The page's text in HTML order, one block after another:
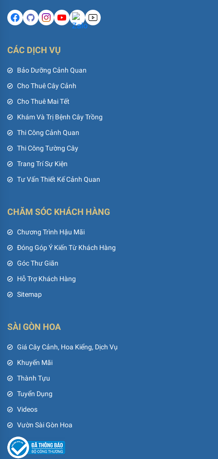
CÁC DỊCH VỤ
Bảo Dưỡng Cảnh Quan
Cho Thuê Cây Cảnh
Cho Thuê Mai Tết
Khám Và Trị Bệnh Cây Trồng
Thi Công Cảnh Quan
Thi Công Tường Cây
Trang Trí Sự Kiện
Tư Vấn Thiết Kế Cảnh Quan
CHĂM SÓC KHÁCH HÀNG
Chương Trình Hậu Mãi
Đóng Góp Ý Kiến Từ Khách Hàng
Góc Thư Giãn
Hỗ Trợ Khách Hàng
Sitemap
SÀI GÒN HOA
Giá Cây Cảnh, Hoa Kiểng, Dịch Vụ
Khuyến Mãi
Thành Tựu
Tuyển Dụng
Videos
Vườn Sài Gòn Hoa